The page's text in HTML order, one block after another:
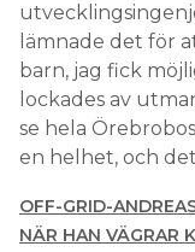
lämnade det för
barn, jag fick
lockades av
se hela
en helhet, och
OFF-GRID-
NÄR HAN VÄGRAR